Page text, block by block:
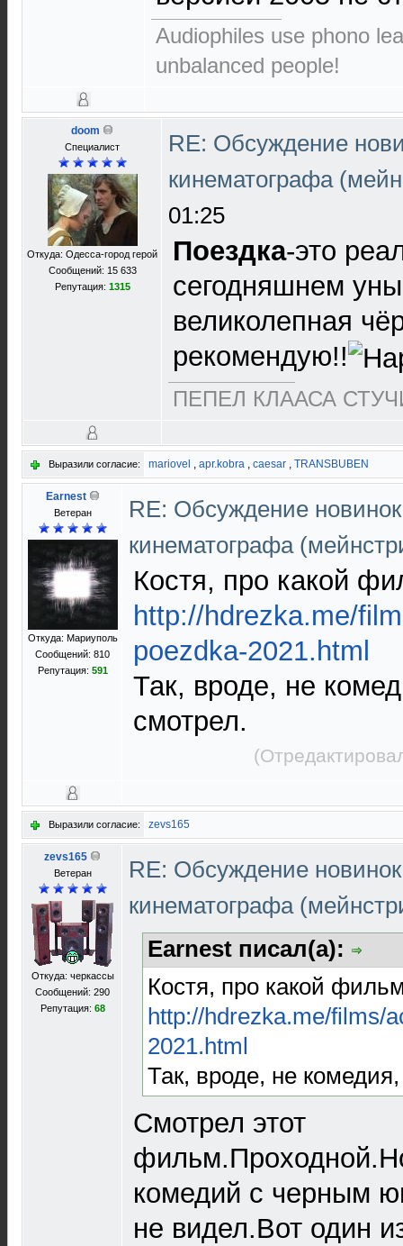
Audiophiles use phono
unbalanced people!
doom
Специалист
Откуда: Одесса-город герой
Сообщений: 15 633
Репутация: 1315
RE: Обсуждение
кинематографа
01:25
Поездка-это
сегодняшнем
великолепная
рекомендую!!
ПЕПЕЛ КЛААСА
Выразили согласие: mariovel , apr.kobra , caesar , TRANSBUBEN
Earnest
Ветеран
Откуда: Мариуполь
Сообщений: 810
Репутация: 591
RE: Обсуждение
кинематографа
Костя, про какой
http://hdrezka.me/
poezdka-2021.html
Так, вроде, не
смотрел.
Выразили согласие: zevs165
zevs165
Ветеран
Откуда: черкассы
Сообщений: 290
Репутация: 68
RE: Обсуждение
кинематографа
Earnest писал(а):
Костя, про какой
http://hdrezka.me/films/
2021.html
Так, вроде, не
Смотрел этот
комедий с черным
не видел.Вот один